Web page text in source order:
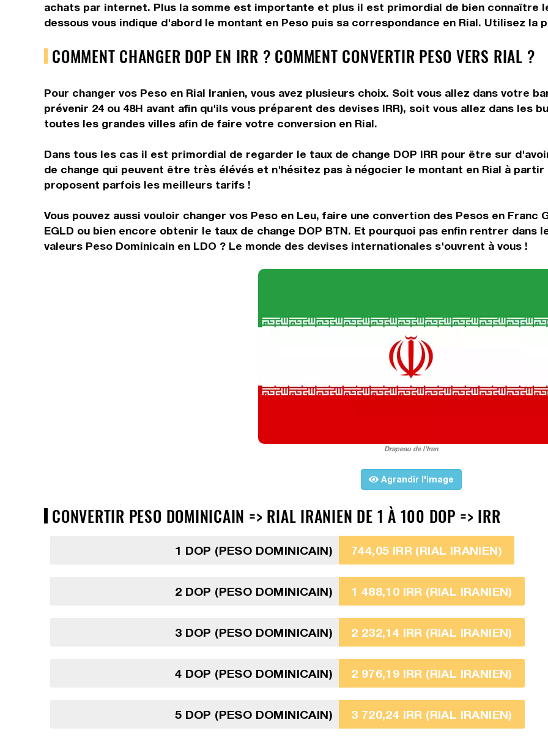
achats par internet. Plus la somme est importante et plus il est primordial de bien connaître
dessous vous indique d'abord le montant en Peso puis sa correspondance en Rial. Utilisez la
COMMENT CHANGER DOP EN IRR ? COMMENT CONVERTIR PESO VERS RIAL ?
Pour changer vos Peso en Rial Iranien, vous avez plusieurs choix. Soit vous allez dans votre
prévenir 24 ou 48H avant afin qu'ils vous préparent des devises IRR), soit vous allez dans les
toutes les grandes villes afin de faire votre conversion en Rial.
Dans tous les cas il est primordial de regarder le taux de change DOP IRR pour être sur
de change qui peuvent être très élévés et n'hésitez pas à négocier le montant en Rial à
proposent parfois les meilleurs tarifs !
Vous pouvez aussi vouloir changer vos Peso en Leu, faire une convertion des Pesos en Franc
EGLD ou bien encore obtenir le taux de change DOP BTN. Et pourquoi pas enfin rentrer dans
valeurs Peso Dominicain en LDO ? Le monde des devises internationales s'ouvrent à vous !
Drapeau de l'Iran
Agrandir l'image
CONVERTIR PESO DOMINICAIN => RIAL IRANIEN DE 1 À 100 DOP => IRR
1 DOP (PESO DOMINICAIN) 744,05 IRR (RIAL IRANIEN)
2 DOP (PESO DOMINICAIN) 1 488,10 IRR (RIAL IRANIEN)
3 DOP (PESO DOMINICAIN) 2 232,14 IRR (RIAL IRANIEN)
4 DOP (PESO DOMINICAIN) 2 976,19 IRR (RIAL IRANIEN)
5 DOP (PESO DOMINICAIN) 3 720,24 IRR (RIAL IRANIEN)